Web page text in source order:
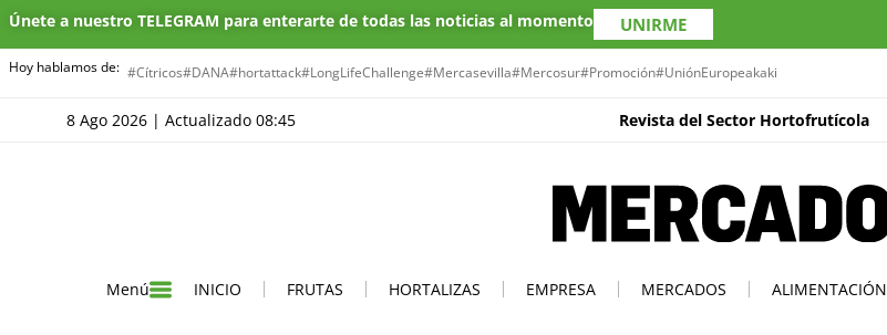
Únete a nuestro TELEGRAM para enterarte de todas las noticias al momento UNIRME
Hoy hablamos de: #Cítricos#DANA#hortattack#LongLifeChallenge#Mercasevilla#Mercosur#Promoción#UniónEuropeakaki
8 Ago 2026 | Actualizado 08:45 Revista del Sector Hortofrutícola
Menú INICIO FRUTAS HORTALIZAS EMPRESA MERCADOS ALIMENTACIÓN